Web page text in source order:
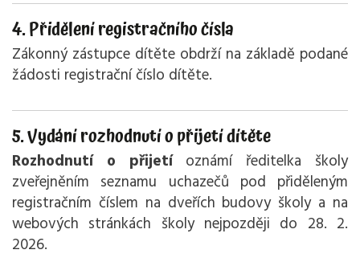
4. Přidělení registračního čísla
Zákonný zástupce dítěte obdrží na základě podané
žádosti registrační číslo dítěte.
5. Vydání rozhodnutí o přijetí dítěte
Rozhodnutí o přijetíoznámí ředitelka školy
zveřejněním seznamu uchazečů pod přiděleným
registračním číslem na dveřích budovy školy a na
webových stránkách školy nejpozději do 28. 2.
2026.